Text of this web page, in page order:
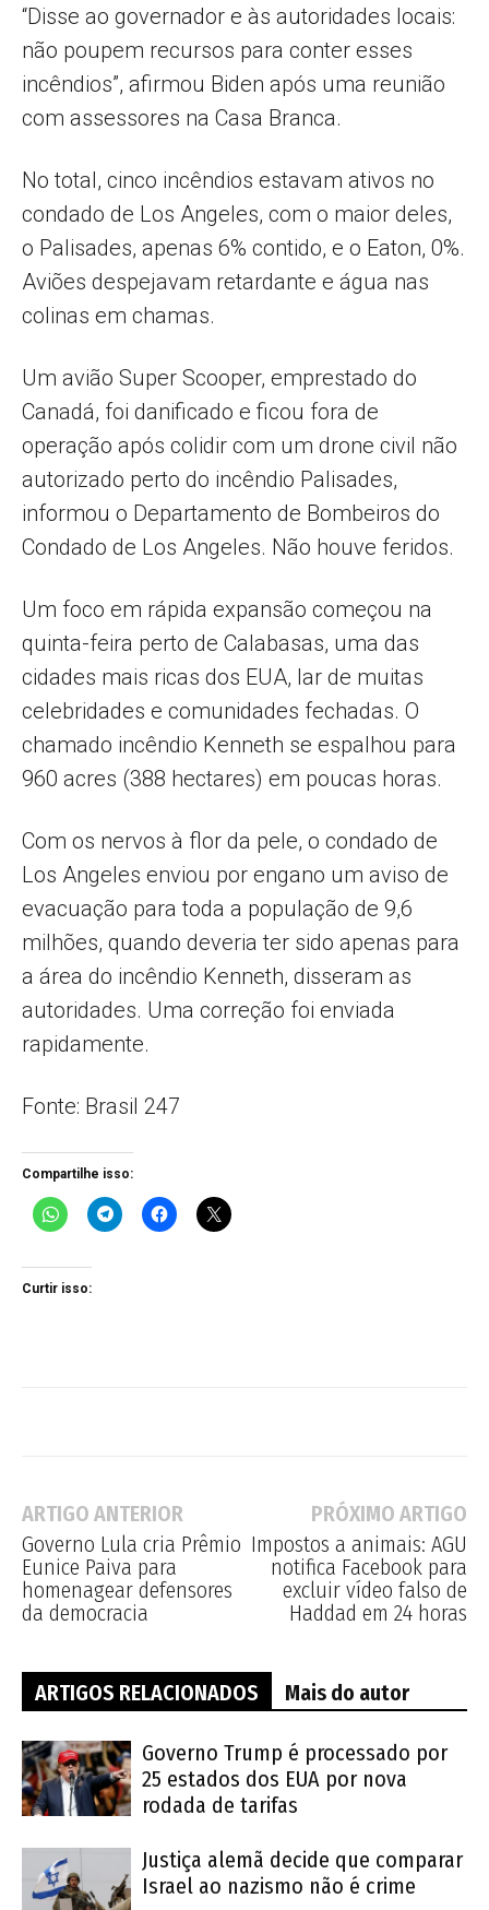
“Disse ao governador e às autoridades locais:
não poupem recursos para conter esses
incêndios”, afirmou Biden após uma reunião
com assessores na Casa Branca.
No total, cinco incêndios estavam ativos no
condado de Los Angeles, com o maior deles,
o Palisades, apenas 6% contido, e o Eaton, 0%.
Aviões despejavam retardante e água nas
colinas em chamas.
Um avião Super Scooper, emprestado do
Canadá, foi danificado e ficou fora de
operação após colidir com um drone civil não
autorizado perto do incêndio Palisades,
informou o Departamento de Bombeiros do
Condado de Los Angeles. Não houve feridos.
Um foco em rápida expansão começou na
quinta-feira perto de Calabasas, uma das
cidades mais ricas dos EUA, lar de muitas
celebridades e comunidades fechadas. O
chamado incêndio Kenneth se espalhou para
960 acres (388 hectares) em poucas horas.
Com os nervos à flor da pele, o condado de
Los Angeles enviou por engano um aviso de
evacuação para toda a população de 9,6
milhões, quando deveria ter sido apenas para
a área do incêndio Kenneth, disseram as
autoridades. Uma correção foi enviada
rapidamente.
Fonte: Brasil 247
Compartilhe isso:
Curtir isso:
ARTIGO ANTERIOR
Governo Lula cria Prêmio
Eunice Paiva para
homenagear defensores
da democracia
PRÓXIMO ARTIGO
Impostos a animais: AGU
notifica Facebook para
excluir vídeo falso de
Haddad em 24 horas
ARTIGOS RELACIONADOS Mais do autor
Governo Trump é processado por
25 estados dos EUA por nova
rodada de tarifas
Justiça alemã decide que comparar
Israel ao nazismo não é crime